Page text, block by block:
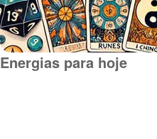
Energias para hoje